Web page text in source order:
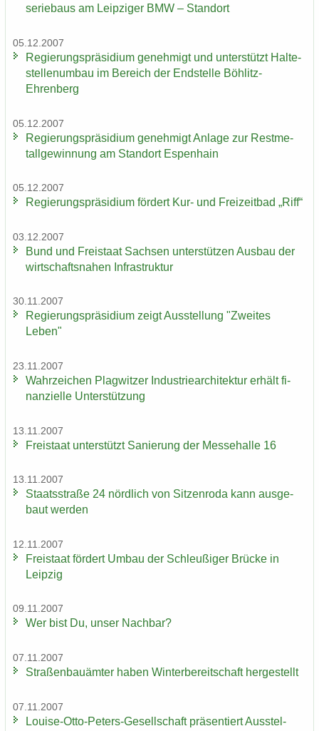
se­rie­baus am Leip­zi­ger BMW – Stand­ort
05.12.2007
Re­gie­rungs­prä­si­di­um ge­neh­migt und un­ter­stützt Hal­te­
stel­len­um­bau im Be­reich der End­stel­le Böhlitz-​
Ehrenberg
05.12.2007
Re­gie­rungs­prä­si­di­um ge­neh­migt An­la­ge zur Rest­me­
tall­ge­win­nung am Stand­ort Es­pen­hain
05.12.2007
Re­gie­rungs­prä­si­di­um för­dert Kur- und Frei­zeit­bad „Riff“
03.12.2007
Bund und Frei­staat Sach­sen un­ter­stüt­zen Aus­bau der
wirt­schafts­na­hen In­fra­struk­tur
30.11.2007
Re­gie­rungs­prä­si­di­um zeigt Aus­stel­lung "Zwei­tes
Leben"
23.11.2007
Wahr­zei­chen Plag­wit­zer In­dus­trie­ar­chi­tek­tur er­hält fi­
nan­zi­el­le Un­ter­stüt­zung
13.11.2007
Frei­staat un­ter­stützt Sa­nie­rung der Mes­se­hal­le 16
13.11.2007
Staats­stra­ße 24 nörd­lich von Sit­zen­ro­da kann aus­ge­
baut wer­den
12.11.2007
Frei­staat för­dert Umbau der Schleu­ßi­ger Brü­cke in
Leip­zig
09.11.2007
Wer bist Du, unser Nach­bar?
07.11.2007
Stra­ßen­bau­äm­ter haben Win­ter­be­reit­schaft her­ge­stellt
07.11.2007
Louise-​Otto-Peters-Gesellschaft prä­sen­tiert Aus­stel­